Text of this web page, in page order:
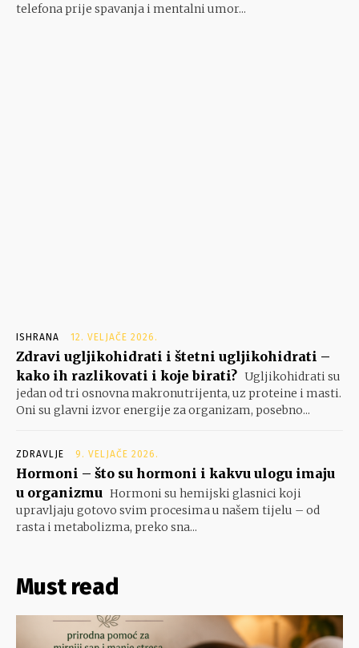
telefona prije spavanja i mentalni umor...
ISHRANA 12. VELJAČE 2026.
Zdravi ugljikohidrati i štetni ugljikohidrati –
kako ih razlikovati i koje birati? Ugljikohidrati su
jedan od tri osnovna makronutrijenta, uz proteine i masti.
Oni su glavni izvor energije za organizam, posebno...
ZDRAVLJE 9. VELJAČE 2026.
Hormoni – što su hormoni i kakvu ulogu imaju
u organizmu Hormoni su hemijski glasnici koji
upravljaju gotovo svim procesima u našem tijelu – od
rasta i metabolizma, preko sna...
Must read